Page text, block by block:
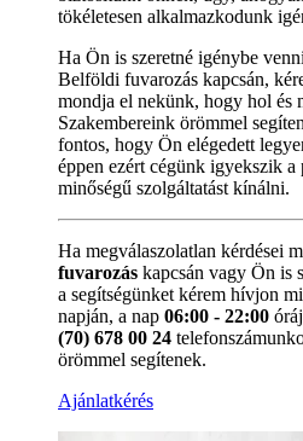
tökéletesen alkalmazkodunk
Ha Ön is szeretné igénybe
Belföldi fuvarozás kapcsán,
mondja el nekünk, hogy hol és
Szakembereink örömmel
fontos, hogy Ön elégedett
éppen ezért cégünk igyekszik
minőségű szolgáltatást kínálni.
Ha megválaszolatlan kérdései
fuvarozás kapcsán vagy Ön is
a segítségünket kérem hívjon
napján, a nap 06:00 - 22:00
(70) 678 00 24
örömmel segítenek.
Ajánlatkérés